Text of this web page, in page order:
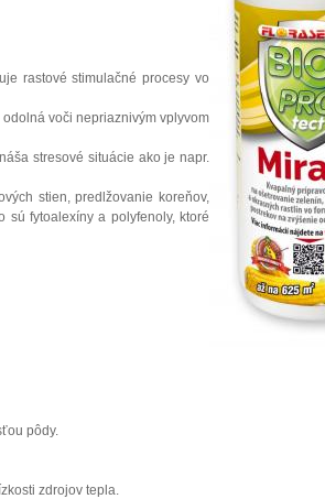
rastové stimulačné procesy vo
voči nepriaznivým vplyvom
stresové situácie ako je napr.
stien, predlžovanie koreňov,
sú fytoalexíny a polyfenoly, ktoré
pôdy.
zdrojov tepla.